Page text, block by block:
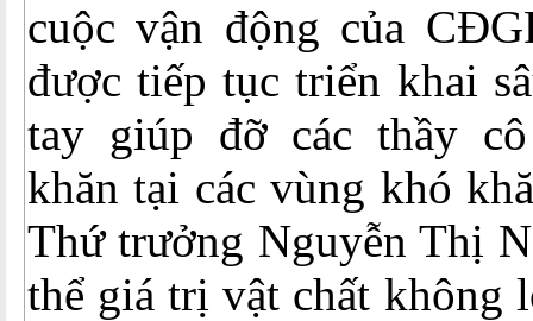
cuộc vận động của
được tiếp tục triển khai
tay giúp đỡ các thầy
khăn tại các vùng khó
Thứ trưởng Nguyễn Thị
thể giá trị vật chất không